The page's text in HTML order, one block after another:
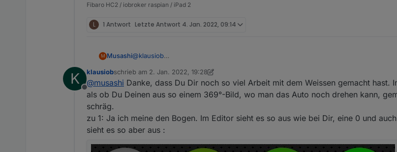
Fibaro HC2 / iobroker raspian / iPad 2
L 1 Antwort Letzte Antwort 4. Jan. 2022, 09:14
M Musashi@klausiob
Bei mir wird er in der Vis auch korrekt dargestellt mit transparentem Hintergrund:
Zu deinen Fragen:
Meinst du beim Bogen der die Reichweite anzeigen soll, da wo eigentlich eine
K
Offline
klausiobschrieb am 2. Jan. 2022, 19:28
zuletzt editiert von klausiob1. Feb. 2022, 20:29
@musashi Danke, dass Du Dir noch so viel Arbeit mit dem Weissen gemacht hast.
als ob Du Deinen aus so einem 369°-Bild, wo man das Auto noch drehen kann,
schräg.
zu 1: Ja ich meine den Bogen. Im Editor sieht es so aus wie bei Dir, eine 0 und
sieht es so aber aus :